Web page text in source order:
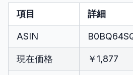
項目 詳細
ASIN
現在価格 ￥1,877